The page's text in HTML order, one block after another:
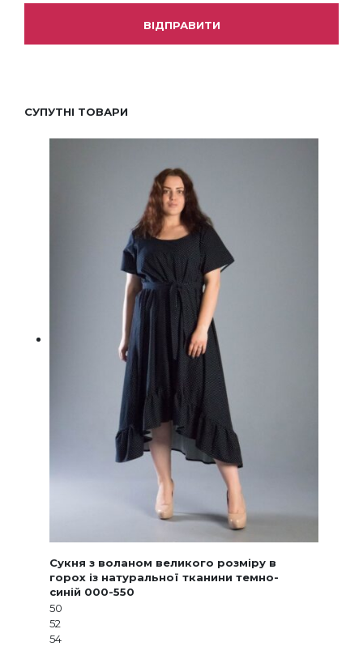
СУПУТНІ ТОВАРИ
Сукня з воланом великого розміру в
горох із натуральної тканини темно-
синій 000-550
50
52
54